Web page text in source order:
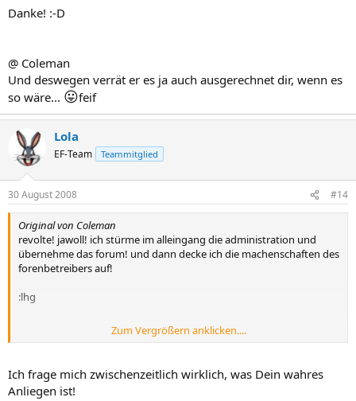
Danke! :-D
@ Coleman
Und deswegen verrät er es ja auch ausgerechnet dir, wenn es
so wäre... 😛feif
Lola
EF-Team Teammitglied
30 August 2008 #14
Original von Coleman
revolte! jawoll! ich stürme im alleingang die administration und
übernehme das forum! und dann decke ich die machenschaften des
forenbetreibers auf!
:lhg
:wiejetzt:
:geb5
Zum Vergrößern anklicken....
Ich frage mich zwischenzeitlich wirklich, was Dein wahres
Anliegen ist!